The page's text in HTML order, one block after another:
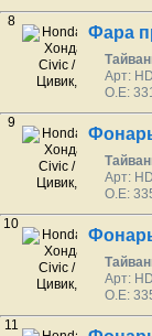
8
Фара
Арт:
O.E:
9
Арт:
O.E:
10
Арт:
O.E:
11